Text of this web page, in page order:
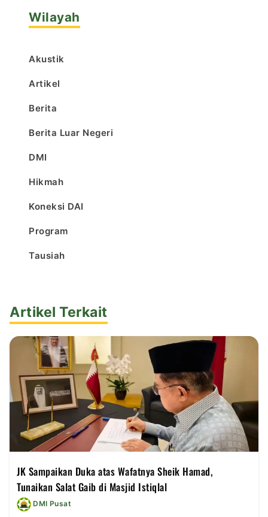
Wilayah
Akustik
Artikel
Berita
Berita Luar Negeri
DMI
Hikmah
Koneksi DAI
Program
Tausiah
Artikel Terkait
JK Sampaikan Duka atas Wafatnya Sheik Hamad,
Tunaikan Salat Gaib di Masjid Istiqlal
DMI Pusat